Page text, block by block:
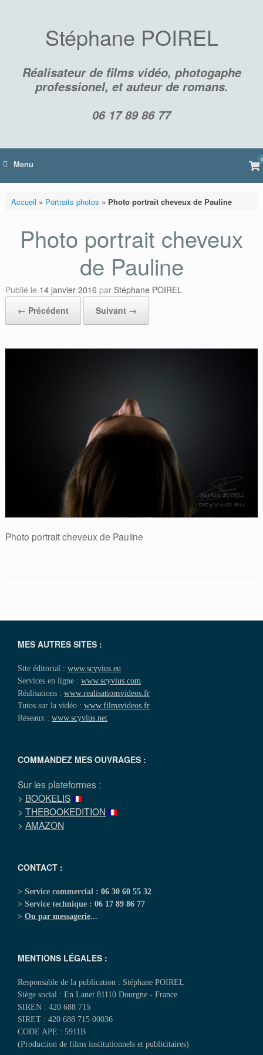
Stéphane POIREL
Réalisateur de films vidéo, photogaphe
professionel, et auteur de romans.
06 17 89 86 77
Menu 0
Accueil » Portraits photos » Photo portrait cheveux de Pauline
Photo portrait cheveux
de Pauline
Publié le 14 janvier 2016 par Stéphane POIREL
← Précédent
Suivant →
Photo portrait cheveux de Pauline
MES AUTRES SITES :
Site éditorial : www.scyvius.eu
Services en ligne : www.scyvius.com
Réalisations : www.realisationsvideos.fr
Tutos sur la vidéo : www.filmsvideos.fr
Réseaux : www.scyvius.net
COMMANDEZ MES OUVRAGES :
Sur les plateformes :
> BOOKELIS
> THEBOOKEDITION
> AMAZON
CONTACT :
> Service commercial : 06 30 60 55 32
> Service technique : 06 17 89 86 77
> Ou par messagerie...
MENTIONS LÉGALES :
Responsable de la publication : Stéphane POIREL
Siège social : En Lanet 81110 Dourgne - France
SIREN : 420 688 715
SIRET : 420 688 715 00036
CODE APE : 5911B
(Production de films institutionnels et publicitaires)